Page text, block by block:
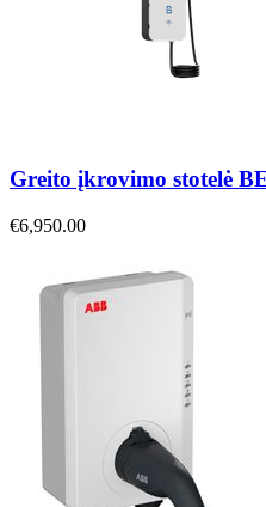
Greito įkrovimo stotelė
€6,950.00